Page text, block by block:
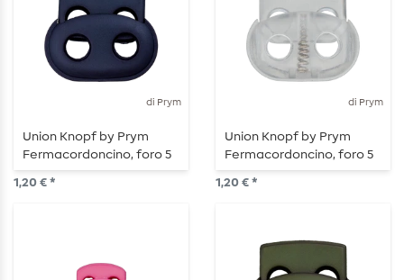
di Prym
Union Knopf by Prym
Fermacordoncino, foro 5
mm, lunghezza 25 mm, blu
1,20 € *
di Prym
Union Knopf by Prym
Fermacordoncino, foro 5
mm, lunghezza 25 mm,
1,20 € *